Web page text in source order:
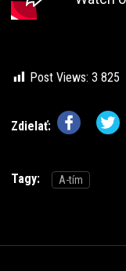
Post Views: 3 825
Zdielať:
Tagy: A-tím